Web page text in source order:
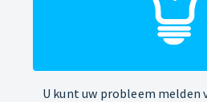
U kunt uw probleem melden